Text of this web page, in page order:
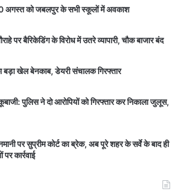
अगस्त को जबलपुर के सभी स्कूलों में अवकाश
पर बैरिकेडिंग के विरोध में उतरे व्यापारी, चौक बाजार बंद
बड़ा खेल बेनकाब, डेयरी संचालक गिरफ्तार
पुलिस ने दो आरोपियों को गिरफ्तार कर निकाला जुलूस,
पर सुप्रीम कोर्ट का ब्रेक, अब पूरे शहर के सर्वे के बाद ही
पर कार्रवाई